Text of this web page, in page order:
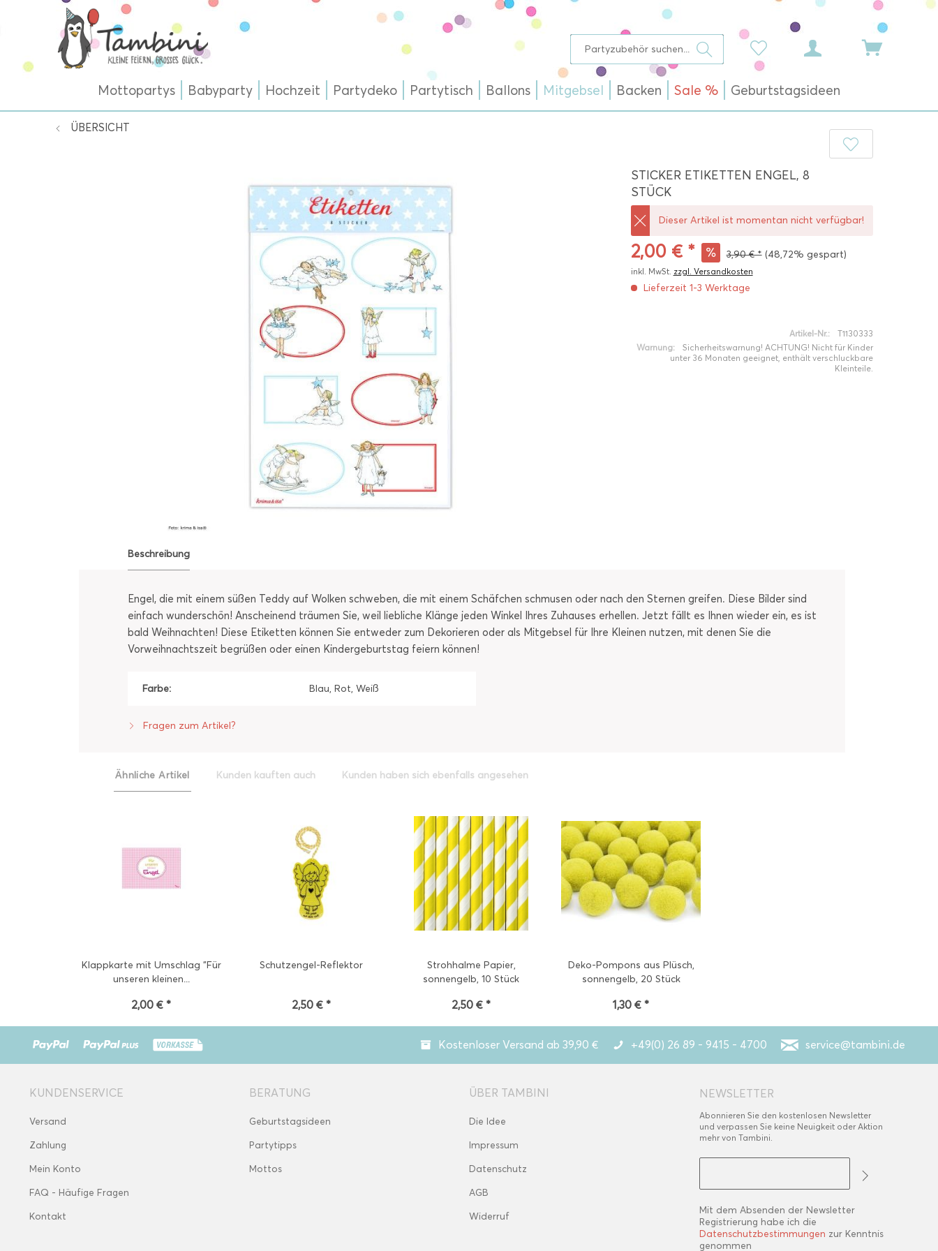
Mottopartys Babyparty Hochzeit Partydeko Partytisch Ballons Mitgebsel Backen Sale % Geburtstagsideen
ÜBERSICHT
STICKER ETIKETTEN ENGEL, 8
STÜCK
Dieser Artikel ist momentan nicht verfügbar!
2,00 € * 3,90 € * (48,72% gespart)
inkl. MwSt. zzgl. Versandkosten
Lieferzeit 1-3 Werktage
Artikel-Nr.:
T1130333
Warnung:
Sicherheitswarnung! ACHTUNG! Nicht für Kinder
unter 36 Monaten geeignet, enthält verschluckbare
Kleinteile.
Beschreibung
Engel, die mit einem süßen Teddy auf Wolken schweben, die mit einem Schäfchen schmusen oder nach den Sternen greifen. Diese Bilder sind
einfach wunderschön! Anscheinend träumen Sie, weil liebliche Klänge jeden Winkel Ihres Zuhauses erhellen. Jetzt fällt es Ihnen wieder ein, es ist
bald Weihnachten! Diese Etiketten können Sie entweder zum Dekorieren oder als Mitgebsel für Ihre Kleinen nutzen, mit denen Sie die
Vorweihnachtszeit begrüßen oder einen Kindergeburtstag feiern können!
Farbe: Blau, Rot, Weiß
Fragen zum Artikel?
Ähnliche Artikel Kunden kauften auch Kunden haben sich ebenfalls angesehen
Klappkarte mit Umschlag "Für
unseren kleinen...
2,00 € *
Schutzengel-Reflektor
2,50 € *
Strohhalme Papier,
sonnengelb, 10 Stück
2,50 € *
Deko-Pompons aus Plüsch,
sonnengelb, 20 Stück
1,30 € *
Kostenloser Versand ab 39,90 € +49(0) 26 89 - 9415 - 4700 service@tambini.de
KUNDENSERVICE
Versand
Zahlung
Mein Konto
FAQ - Häufige Fragen
Kontakt
BERATUNG
Geburtstagsideen
Partytipps
Mottos
ÜBER TAMBINI
Die Idee
Impressum
Datenschutz
AGB
Widerruf
NEWSLETTER
Abonnieren Sie den kostenlosen Newsletter
und verpassen Sie keine Neuigkeit oder Aktion
mehr von Tambini.
Mit dem Absenden der Newsletter
Registrierung habe ich die
Datenschutzbestimmungen zur Kenntnis
genommen